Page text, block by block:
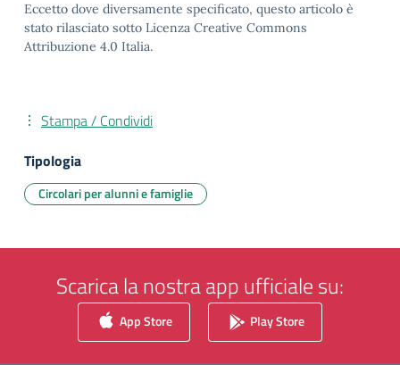
Eccetto dove diversamente specificato, questo articolo è
stato rilasciato sotto Licenza Creative Commons
Attribuzione 4.0 Italia.
Stampa / Condividi
Tipologia
Circolari per alunni e famiglie
Scarica la nostra app ufficiale su:
App Store Play Store